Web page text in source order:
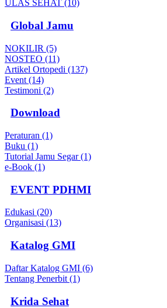
ULAS SEHAT (10)
Global Jamu
NOKILIR (5)
NOSTEO (11)
Artikel Ortopedi (137)
Event (14)
Testimoni (2)
Download
Peraturan (1)
Buku (1)
Tutorial Jamu Segar (1)
e-Book (1)
EVENT PDHMI
Edukasi (20)
Organisasi (13)
Katalog GMI
Daftar Katalog GMI (6)
Tentang Penerbit (1)
Krida Sehat